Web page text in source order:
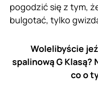
pogodzić się z tym,
bulgotać, tylko
Wolelibyście
spalinową G Klasą?
co o